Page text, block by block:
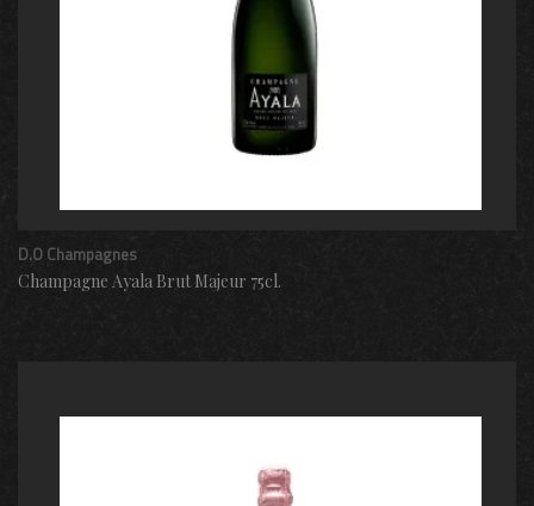
D.O Champagnes
Champagne Ayala Brut Majeur 75cl.